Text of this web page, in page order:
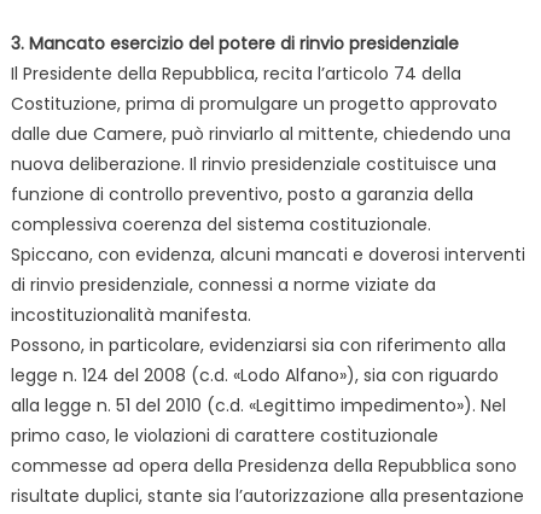
3. Mancato esercizio del potere di rinvio presidenziale
Il Presidente della Repubblica, recita l’articolo 74 della
Costituzione, prima di promulgare un progetto approvato
dalle due Camere, può rinviarlo al mittente, chiedendo una
nuova deliberazione. Il rinvio presidenziale costituisce una
funzione di controllo preventivo, posto a garanzia della
complessiva coerenza del sistema costituzionale.
Spiccano, con evidenza, alcuni mancati e doverosi interventi
di rinvio presidenziale, connessi a norme viziate da
incostituzionalità manifesta.
Possono, in particolare, evidenziarsi sia con riferimento alla
legge n. 124 del 2008 (c.d. «Lodo Alfano»), sia con riguardo
alla legge n. 51 del 2010 (c.d. «Legittimo impedimento»). Nel
primo caso, le violazioni di carattere costituzionale
commesse ad opera della Presidenza della Repubblica sono
risultate duplici, stante sia l’autorizzazione alla presentazione